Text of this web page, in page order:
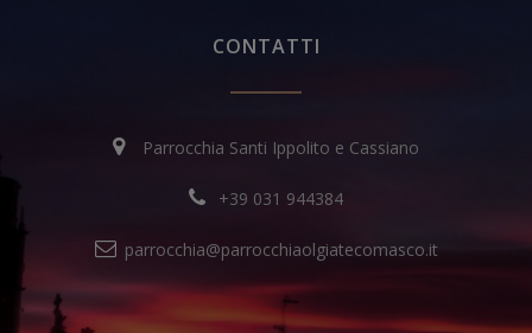
CONTATTI
Parrocchia Santi Ippolito e Cassiano
+39 031 944384
parrocchia@parrocchiaolgiatecomasco.it